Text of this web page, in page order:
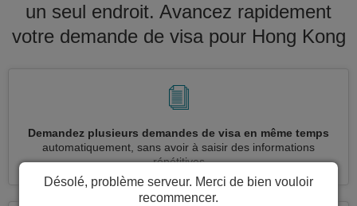
un seul endroit. Avancez rapidement
votre demande de visa pour Hong Kong
Demandez plusieurs demandes de visa en même temps
automatiquement, sans avoir à saisir des informations
répétitives
Désolé, problème serveur. Merci de bien vouloir
recommencer.